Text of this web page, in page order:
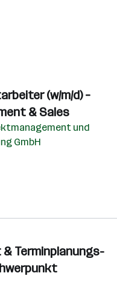
und
(w/m/d) –
& Sales
und
GmbH
Terminplanungs-